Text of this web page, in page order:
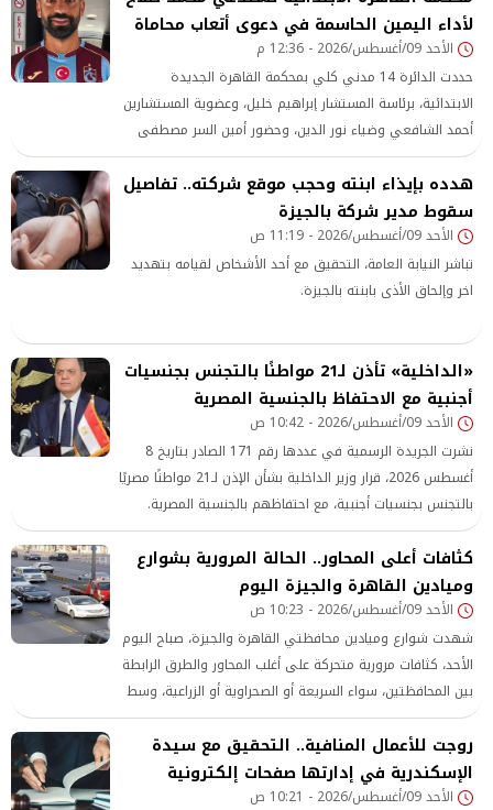
لأداء اليمين الحاسمة في دعوى أتعاب محاماة
الأحد 09/أغسطس/2026 - 12:36 م
حددت الدائرة 14 مدني كلي بمحكمة القاهرة الجديدة
الابتدائية، برئاسة المستشار إبراهيم خليل، وعضوية المستشارين
أحمد الشافعي وضياء نور الدين، وحضور أمين السر مصطفى
سيد، جلسة 6 سبتمبر 2026، لحضور اللاعب محمد صلاح، كابتن
منتخب مصر ولاعب نادي طرابزون سبور، بشخصه لأداء اليمين
المقامة من المحامي عمرو فرج الله مرسي عبد التواب.
هدده بإيذاء ابنته وحجب موقع شركته.. تفاصيل
سقوط مدير شركة بالجيزة
الأحد 09/أغسطس/2026 - 11:19 ص
تباشر النيابة العامة، التحقيق مع أحد الأشخاص لقيامه بتهديد
اخر وإلحاق الأذى بابنته بالجيزة.
«الداخلية» تأذن لـ21 مواطنًا بالتجنس بجنسيات
أجنبية مع الاحتفاظ بالجنسية المصرية
الأحد 09/أغسطس/2026 - 10:42 ص
نشرت الجريدة الرسمية في عددها رقم 171 الصادر بتاريخ 8
أغسطس 2026، قرار وزير الداخلية بشأن الإذن لـ21 مواطنًا مصريًا
بالتجنس بجنسيات أجنبية، مع احتفاظهم بالجنسية المصرية.
كثافات أعلى المحاور.. الحالة المرورية بشوارع
وميادين القاهرة والجيزة اليوم
الأحد 09/أغسطس/2026 - 10:23 ص
شهدت شوارع وميادين محافظتي القاهرة والجيزة، صباح اليوم
الأحد، كثافات مرورية متحركة على أغلب المحاور والطرق الرابطة
بين المحافظتين، سواء السريعة أو الصحراوية أو الزراعية، وسط
متابعة دقيقة من رجال المرور لـ الحالة المرورية.
روجت للأعمال المنافية.. التحقيق مع سيدة
الإسكندرية في إدارتها صفحات إلكترونية
الأحد 09/أغسطس/2026 - 10:21 ص